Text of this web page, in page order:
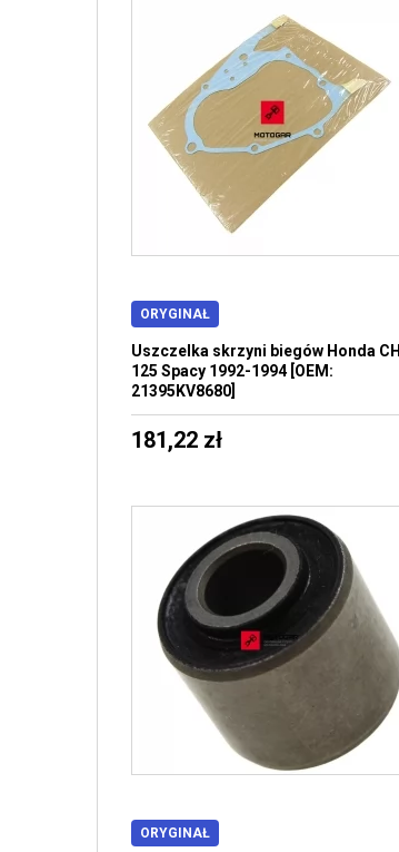
ORYGINAŁ
Uszczelka skrzyni biegów Honda CH
125 Spacy 1992-1994 [OEM:
21395KV8680]
181,22 zł
ORYGINAŁ